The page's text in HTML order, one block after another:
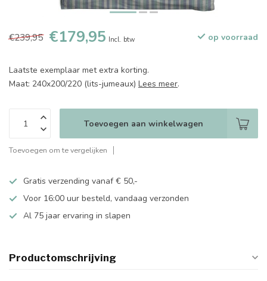
€239,95 €179,95 Incl. btw op voorraad
Laatste exemplaar met extra korting.
Maat: 240x200/220 (lits-jumeaux) Lees meer.
Toevoegen aan winkelwagen
Toevoegen om te vergelijken
Gratis verzending vanaf € 50,-
Voor 16:00 uur besteld, vandaag verzonden
Al 75 jaar ervaring in slapen
Productomschrijving